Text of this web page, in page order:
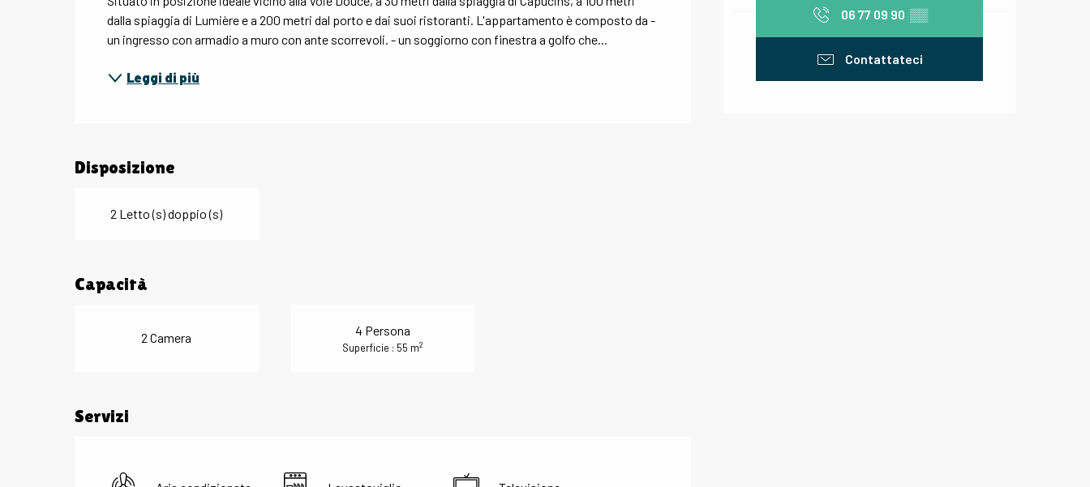
06 77 09 90 ▒▒
Contattateci
dalla spiaggia di Lumière e a 200 metri dal porto e dai suoi ristoranti. L'appartamento è composto da -
un ingresso con armadio a muro con ante scorrevoli. - un soggiorno con finestra a golfo che...
Leggi di più
Disposizione
2 Letto (s) doppio (s)
Capacità
2 Camera 4 Persona
Superficie : 55 m2
Servizi